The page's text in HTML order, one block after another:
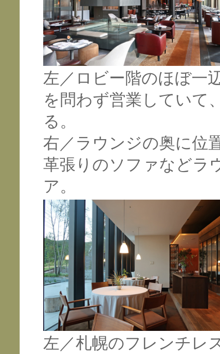
左／ロビー階のほぼ一
を問わず営業していて
る。
右／ラウンジの奥に位
革張りのソファなどラ
ア。
左／札幌のフレンチレ